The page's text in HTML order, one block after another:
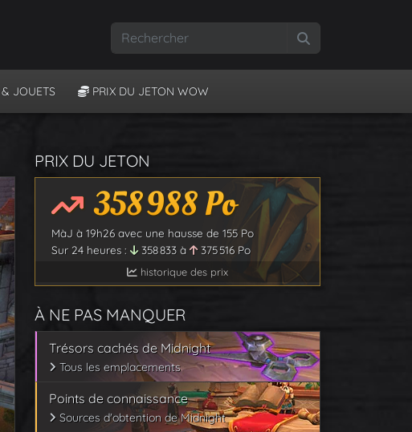
& JOUETS PRIX DU JETON WOW
PRIX DU JETON
358 988Po
MàJ à 19h26 avec une hausse de 155 Po
Sur 24 heures :
358 833 à 375 516 Po
historique des prix
À NE PAS MANQUER
Trésors cachés de Midnight
Tous les emplacements
Points de connaissance
Sources d'obtention de Midnight